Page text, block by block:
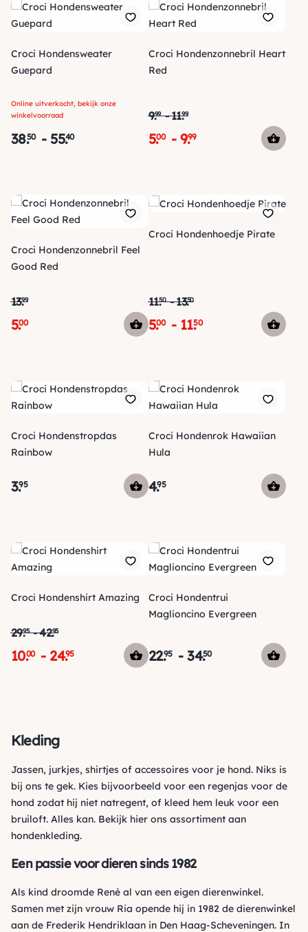
Croci Hondensweater
Guepard
Online uitverkocht, bekijk onze
winkelvoorraad
38.50 -55.40
Croci Hondenzonnebril Heart
Red
9.99 -11.99
5.00 - 9.99
Croci Hondenzonnebril Feel
Good Red
13.99
5.00
Croci Hondenhoedje Pirate
11.50 -13.50
5.00 - 11.50
Croci Hondenstropdas
Rainbow
3.95
Croci Hondenrok Hawaiian
Hula
4.95
Croci Hondenshirt Amazing
29.95 -42.95
10.00 - 24.95
Croci Hondentrui
Maglioncino Evergreen
22.95 -34.50
Kleding
Jassen, jurkjes, shirtjes of accessoires voor je hond. Niks is
bij ons te gek. Kies bijvoorbeeld voor een regenjas voor de
hond zodat hij niet natregent, of kleed hem leuk voor een
bruiloft. Alles kan. Bekijk hier ons assortiment aan
hondenkleding.
Een passie voor dieren sinds 1982
Als kind droomde René al van een eigen dierenwinkel.
Samen met zijn vrouw Ria opende hij in 1982 de dierenwinkel
aan de Frederik Hendriklaan in Den Haag-Scheveningen. In